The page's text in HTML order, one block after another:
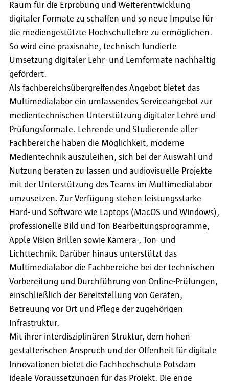
Raum für die Erprobung und Weiterentwicklung
digitaler Formate zu schaffen und so neue Impulse für
die mediengestützte Hochschullehre zu ermöglichen.
So wird eine praxisnahe, technisch fundierte
Umsetzung digitaler Lehr- und Lernformate nachhaltig
gefördert.
Als fachbereichsübergreifendes Angebot bietet das
Multimedialabor ein umfassendes Serviceangebot zur
medientechnischen Unterstützung digitaler Lehre und
Prüfungsformate. Lehrende und Studierende aller
Fachbereiche haben die Möglichkeit, moderne
Medientechnik auszuleihen, sich bei der Auswahl und
Nutzung beraten zu lassen und audiovisuelle Projekte
mit der Unterstützung des Teams im Multimedialabor
umzusetzen. Zur Verfügung stehen leistungsstarke
Hard- und Software wie Laptops (MacOS und Windows),
professionelle Bild und Ton Bearbeitungsprogramme,
Apple Vision Brillen sowie Kamera-, Ton- und
Lichttechnik. Darüber hinaus unterstützt das
Multimedialabor die Fachbereiche bei der technischen
Vorbereitung und Durchführung von Online-Prüfungen,
einschließlich der Bereitstellung von Geräten,
Betreuung vor Ort und Pflege der zugehörigen
Infrastruktur.
Mit ihrer interdisziplinären Struktur, dem hohen
gestalterischen Anspruch und der Offenheit für digitale
Innovationen bietet die Fachhochschule Potsdam
ideale Voraussetzungen für das Projekt. Die enge